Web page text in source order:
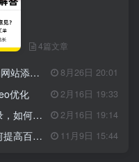
4篇文章
加百度登录 8月26日 20:01
优化 2月16日 19:33
收录量？ 2月16日 19:14
度权重？ 11月9日 15:44
2月16日 19:06
欧美 2月16日 19:06
疑难解答